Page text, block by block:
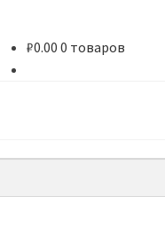
₽0.00 0 товаров